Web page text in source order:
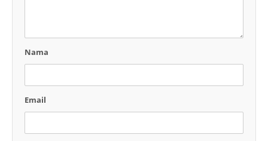
Nama
Email